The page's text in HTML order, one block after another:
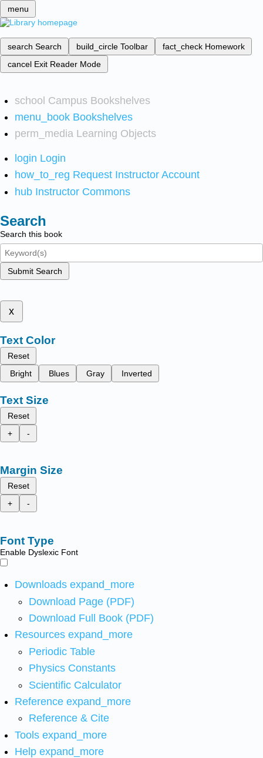
menu
search Search build_circle Toolbar fact_check Homework
cancel Exit Reader Mode
school Campus Bookshelves
menu_book Bookshelves
perm_media Learning Objects
login Login
how_to_reg Request Instructor Account
hub Instructor Commons
Search
Search this book
Submit Search
x
Text Color
Reset
Bright
Blues Gray Inverted
Text Size
Reset
+
-
Margin Size
Reset
+
-
Font Type
Enable Dyslexic Font
Downloads expand_more
Download Page (PDF)
Download Full Book (PDF)
Resources expand_more
Periodic Table
Physics Constants
Scientific Calculator
Reference expand_more
Reference & Cite
Tools expand_more
Help expand_more